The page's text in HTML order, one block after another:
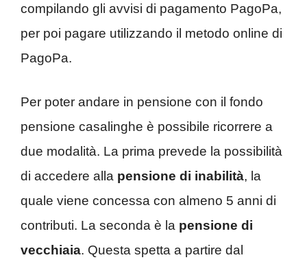
compilando gli avvisi di pagamento PagoPa,
per poi pagare utilizzando il metodo online di
PagoPa.
Per poter andare in pensione con il fondo
pensione casalinghe è possibile ricorrere a
due modalità. La prima prevede la possibilità
di accedere alla pensione di inabilità, la
quale viene concessa con almeno 5 anni di
contributi. La seconda è la pensione di
vecchiaia. Questa spetta a partire dal